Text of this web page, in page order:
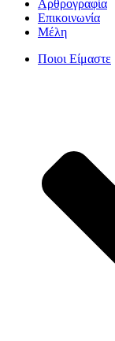
Αρθρογραφία
Επικοινωνία
Μέλη
Ποιοι Είμαστε